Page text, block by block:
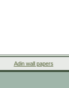
Adin wall papers